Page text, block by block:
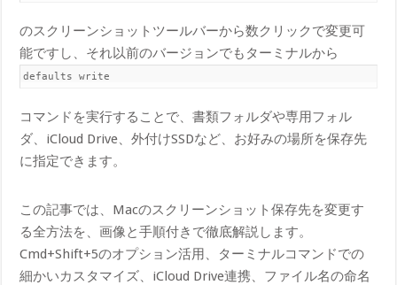
のスクリーンショットツールバーから数クリックで変更可
能ですし、それ以前のバージョンでもターミナルから
default​s write
コマンドを実行することで、書類フォルダや専用フォル
ダ、iCloud Drive、外付けSSDなど、お好みの場所を保存先
に指定できます。
この記事では、Macのスクリーンショット保存先を変更す
る全方法を、画像と手順付きで徹底解説します。
Cmd+Shift+5のオプション活用、ターミナルコマンドでの
細かいカスタマイズ、iCloud Drive連携、ファイル名の命名